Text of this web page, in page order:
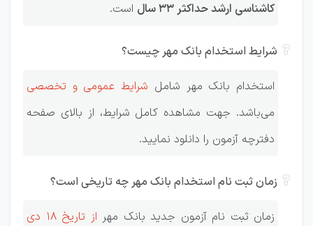
کاشناسی ارشد حداکثر 33 سال
است.
شرایط استخدام بانک مهر چیست؟
استخدام بانک مهر شامل شرایط عمومی و تخصصی
می‌باشد. جهت مشاهده کامل شرایط، از بالای صفحه
دفترچه آزمون را دانلود نمایید.
زمان ثبت نام استخدام بانک مهر چه تاریخی است؟
زمان ثبت نام آزمون جدید بانک مهر
از تاریخ 18 دی